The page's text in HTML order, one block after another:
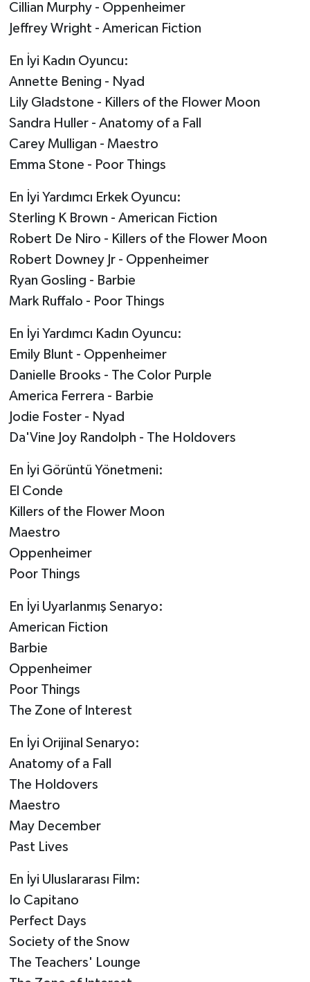
Cillian Murphy - Oppenheimer
Jeffrey Wright - American Fiction
En İyi Kadın Oyuncu:
Annette Bening - Nyad
Lily Gladstone - Killers of the Flower Moon
Sandra Huller - Anatomy of a Fall
Carey Mulligan - Maestro
Emma Stone - Poor Things
En İyi Yardımcı Erkek Oyuncu:
Sterling K Brown - American Fiction
Robert De Niro - Killers of the Flower Moon
Robert Downey Jr - Oppenheimer
Ryan Gosling - Barbie
Mark Ruffalo - Poor Things
En İyi Yardımcı Kadın Oyuncu:
Emily Blunt - Oppenheimer
Danielle Brooks - The Color Purple
America Ferrera - Barbie
Jodie Foster - Nyad
Da'Vine Joy Randolph - The Holdovers
En İyi Görüntü Yönetmeni:
El Conde
Killers of the Flower Moon
Maestro
Oppenheimer
Poor Things
En İyi Uyarlanmış Senaryo:
American Fiction
Barbie
Oppenheimer
Poor Things
The Zone of Interest
En İyi Orijinal Senaryo:
Anatomy of a Fall
The Holdovers
Maestro
May December
Past Lives
En İyi Uluslararası Film:
Io Capitano
Perfect Days
Society of the Snow
The Teachers' Lounge